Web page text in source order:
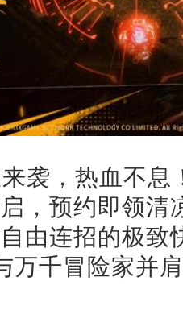
袭，热血不息
，预约即领清
由连招的极致
万千冒险家并